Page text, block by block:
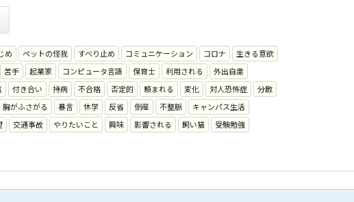
め ペットの怪我 すべり止め コミュニケーション コロナ
生きる意欲
苦手 起業家 コンピュータ言語 保育士 利用される
外出自粛
付き合い 持病 不合格 否定的 頼まれる 変化 対人恐怖症
分散
胸がふさがる 暴言 休学 反省 倒産 不整脈
キャンパス生活
交通事故 やりたいこと 興味 影響される 飼い猫
受験勉強